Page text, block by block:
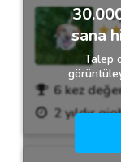
6 kez
2 yıldır
sana
Talep